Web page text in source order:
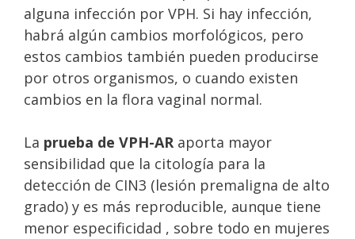
alguna infección por VPH. Si hay infección,
habrá algún cambios morfológicos, pero
estos cambios también pueden producirse
por otros organismos, o cuando existen
cambios en la flora vaginal normal.
La prueba de VPH-AR aporta mayor
sensibilidad que la citología para la
detección de CIN3 (lesión premaligna de alto
grado) y es más reproducible, aunque tiene
menor especificidad , sobre todo en mujeres